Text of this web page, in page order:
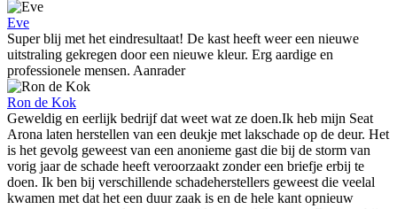
Eve
Super blij met het eindresultaat! De kast heeft weer een nieuwe
uitstraling gekregen door een nieuwe kleur. Erg aardige en
professionele mensen. Aanrader
Ron de Kok
Geweldig en eerlijk bedrijf dat weet wat ze doen.Ik heb mijn Seat
Arona laten herstellen van een deukje met lakschade op de deur. Het
is het gevolg geweest van een anonieme gast die bij de storm van
vorig jaar de schade heeft veroorzaakt zonder een briefje erbij te
doen. Ik ben bij verschillende schadeherstellers geweest die veelal
kwamen met dat het een duur zaak is en de hele kant opnieuw